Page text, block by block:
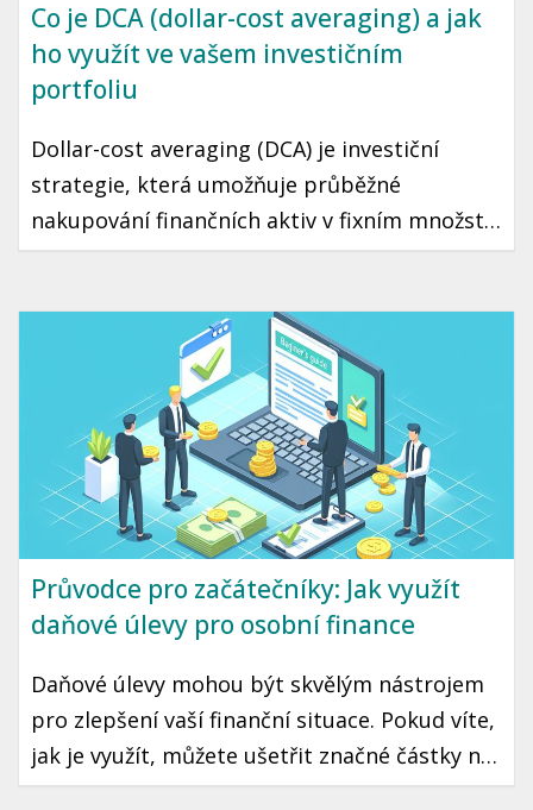
Co je DCA (dollar-cost averaging) a jak
ho využít ve vašem investičním
portfoliu
Dollar-cost averaging (DCA) je investiční
strategie, která umožňuje průběžné
nakupování finančních aktiv v fixním množství
bez ohledu na aktuální cenu. Díky tomuto
špatného načasování a přehřátí trhu. Tento
článek vás seznámí s tím, jak DCA funguje a
jak ho využít ve vaší vlastní investiční
strategii.
Průvodce pro začátečníky: Jak využít
daňové úlevy pro osobní finance
Daňové úlevy mohou být skvělým nástrojem
pro zlepšení vaší finanční situace. Pokud víte,
jak je využít, můžete ušetřit značné částky na
daních, což může znamenat více peněz ve vaší